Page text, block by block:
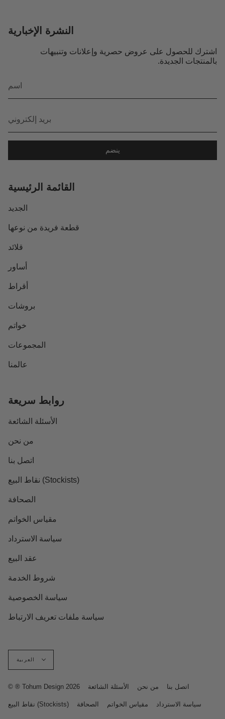
النشرة الإخبارية
اشترك للحصول على عروض حصرية وإعلانات وتنبيهات
بالمنتجات الجديدة.
ينضم
القائمة الرئيسية
الجديد
قطعة فريدة من نوعها
قلائد
أساور
أقراط
بروشات
خواتم
المجموعات
عالمنا
روابط سريعة
الأسئلة الشائعة
من نحن
اتصل بنا
نقاط البيع (Stockists)
الصحافة
مقياس الخواتم
سياسة الاسترداد
عقد البيع
شروط الخدمة
سياسة الخصوصية
سياسة ملفات تعريف الارتباط
لغة
© ® Tohum Design 2026 الأسئلة الشائعة من نحن اتصل بنا
نقاط البيع (Stockists) الصحافة مقياس الخواتم سياسة الاسترداد